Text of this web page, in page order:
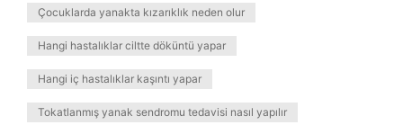
Çocuklarda yanakta kızarıklık neden olur
Hangi hastalıklar ciltte döküntü yapar
Hangi iç hastalıklar kaşıntı yapar
Tokatlanmış yanak sendromu tedavisi nasıl yapılır